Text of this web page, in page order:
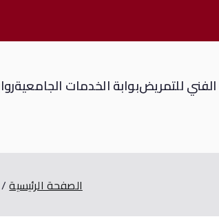
للتمريضبوابة الخدمات الجامعية
الصفحة الرئيسية